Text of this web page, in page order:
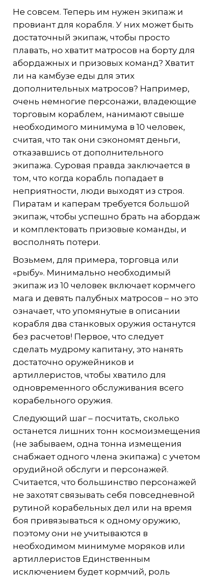
Не совсем. Теперь им нужен экипаж и
провиант для корабля. У них может быть
достаточный экипаж, чтобы просто
плавать, но хватит матросов на борту для
абордажных и призовых команд? Хватит
ли на камбузе еды для этих
дополнительных матросов? Например,
очень немногие персонажи, владеющие
торговым кораблем, нанимают свыше
необходимого минимума в 10 человек,
считая, что так они сэкономят деньги,
отказавшись от дополнительного
экипажа. Суровая правда заключается в
том, что когда корабль попадает в
неприятности, люди выходят из строя.
Пиратам и каперам требуется большой
экипаж, чтобы успешно брать на абордаж
и комплектовать призовые команды, и
восполнять потери.
Возьмем, для примера, торговца или
«рыбу». Минимально необходимый
экипаж из 10 человек включает кормчего
мага и девять палубных матросов – но это
означает, что упомянутые в описании
корабля два станковых оружия останутся
без расчетов! Первое, что следует
сделать мудрому капитану, это нанять
достаточно оружейников и
артиллеристов, чтобы хватило для
одновременного обслуживания всего
корабельного оружия.
Следующий шаг – посчитать, сколько
останется лишних тонн космоизмещения
(не забываем, одна тонна измещения
снабжает одного члена экипажа) с учетом
орудийной обслуги и персонажей.
Считается, что большинство персонажей
не захотят связывать себя повседневной
рутиной корабельных дел или на время
боя привязываться к одному оружию,
поэтому они не учитываются в
необходимом минимуме моряков или
артиллеристов Единственным
исключением будет кормчий, роль